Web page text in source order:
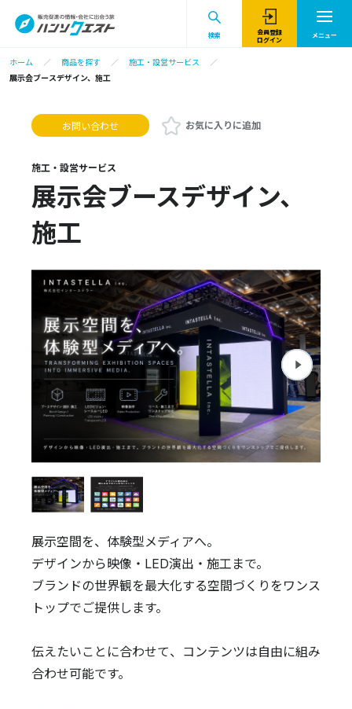
検索
会員登録
ログイン
メニュー
ホーム 商品を探す
施工・設営サービス
展示会ブースデザイン、施工
お問い合わせ お気に入りに追加
施工・設営サービス
展示会ブースデザイン、
施工
展示空間を、体験型メディアへ。
デザインから映像・LED演出・施工まで。
ブランドの世界観を最大化する空間づくりをワンス
トップでご提供します。
伝えたいことに合わせて、コンテンツは自由に組み
合わせ可能です。